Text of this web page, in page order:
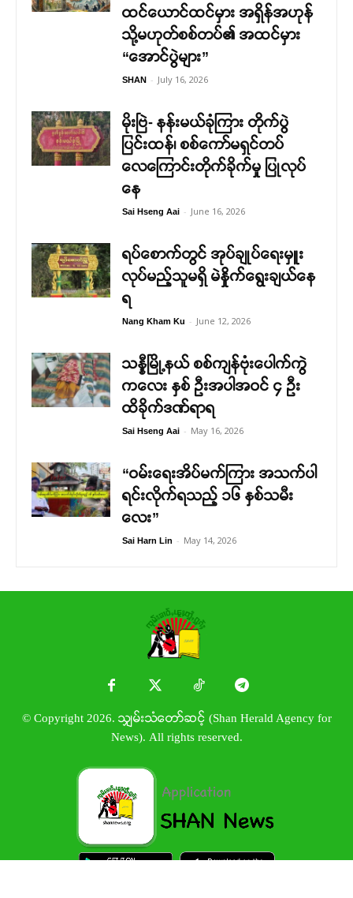
ထင်ယောင်ထင်မှား အရှိန်အဟုန်
သို့မဟုတ်စစ်တပ်၏ အထင်မှား
“အောင်ပွဲများ”
SHAN - July 16, 2026
မိုးဗြဲ- နန်းမယ်ခုံကြား တိုက်ပွဲ
ပြင်းထန်၊ စစ်ကော်မရှင်တပ်
လေကြောင်းတိုက်ခိုက်မှု ပြုလုပ်
နေ
Sai Hseng Aai - June 16, 2026
ရပ်စောက်တွင် အုပ်ချုပ်ရေးမှူး
လုပ်မည့်သူမရှိ မဲနှိုက်ရွေးချယ်နေ
ရ
Nang Kham Ku - June 12, 2026
သန္နီမြို့နယ် စစ်ကျန်ဗုံးပေါက်ကွဲ
ကလေး နှစ် ဦးအပါအဝင် ၄ ဦး
ထိခိုက်ဒဏ်ရာရ
Sai Hseng Aai - May 16, 2026
“ဝမ်းရေးအိပ်မက်ကြား အသက်ပါ
ရင်းလိုက်ရသည့် ၁၆ နှစ်သမီး
လေး”
Sai Harn Lin - May 14, 2026
© Copyright 2026. သျှမ်းသံတော်ဆင့် (Shan Herald Agency for
News). All rights reserved.